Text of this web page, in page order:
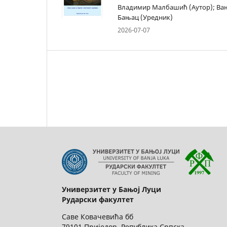
Владимир Малбашић (Аутор);
Бањац (Уредник)
2026-07-07
Универзитет у Бањој Луци
Рударски факултет
Саве Ковачевића бб